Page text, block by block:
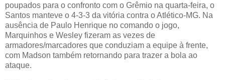
poupados para o confronto com o Grêmio na quarta-feira, o
Santos manteve o 4-3-3 da vitória contra o Atlético-MG. Na
ausência de Paulo Henrique no comando o jogo,
Marquinhos e Wesley fizeram as vezes de
armadores/marcadores que conduziam a equipe à frente,
com Madson também retornando para trazer a bola ao
ataque.